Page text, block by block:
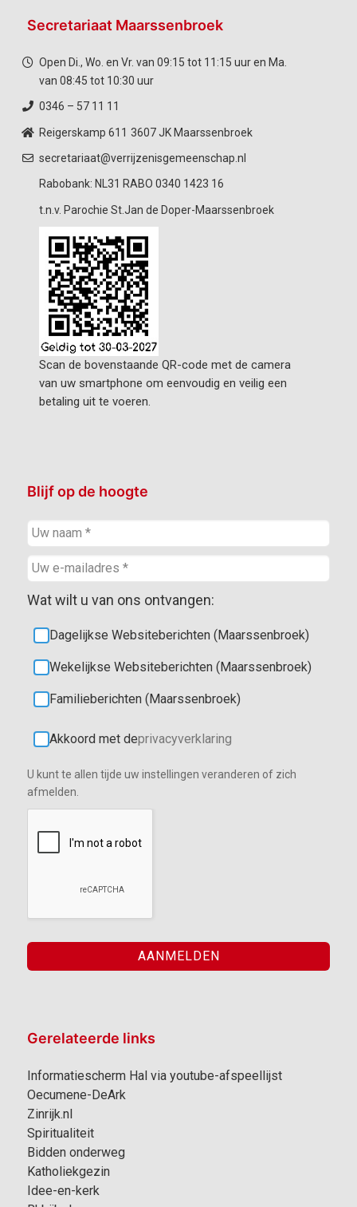
Secretariaat Maarssenbroek
Open Di., Wo. en Vr. van 09:15 tot 11:15 uur en Ma.
van 08:45 tot 10:30 uur
0346 – 57 11 11
Reigerskamp 611 3607 JK Maarssenbroek
secretariaat@verrijzenisgemeenschap.nl
Rabobank: NL31 RABO 0340 1423 16
t.n.v. Parochie St.Jan de Doper-Maarssenbroek
Scan de bovenstaande QR-code met de camera
van uw smartphone om eenvoudig en veilig een
betaling uit te voeren.
Blijf op de hoogte
Wat wilt u van ons ontvangen:
Dagelijkse Websiteberichten (Maarssenbroek)
Wekelijkse Websiteberichten (Maarssenbroek)
Familieberichten (Maarssenbroek)
Akkoord met deprivacyverklaring
U kunt te allen tijde uw instellingen veranderen of zich
afmelden.
Gerelateerde links
Informatiescherm Hal via youtube-afspeellijst
Oecumene-DeArk
Zinrijk.nl
Spiritualiteit
Bidden onderweg
Katholiekgezin
Idee-en-kerk